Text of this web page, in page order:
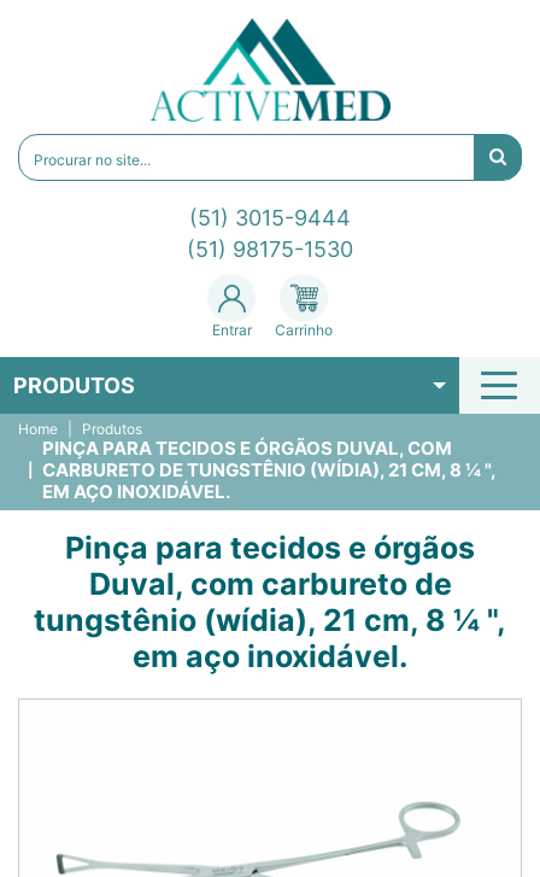
(51) 3015-9444
(51) 98175-1530
Entrar Carrinho
PRODUTOS
Home Produtos
PINÇA PARA TECIDOS E ÓRGÃOS DUVAL, COM
CARBURETO DE TUNGSTÊNIO (WÍDIA), 21 CM, 8 ¼ ",
EM AÇO INOXIDÁVEL.
Pinça para tecidos e órgãos
Duval, com carbureto de
tungstênio (wídia), 21 cm, 8 ¼ ",
em aço inoxidável.